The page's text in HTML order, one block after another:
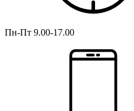
Пн-Пт 9.00-17.00